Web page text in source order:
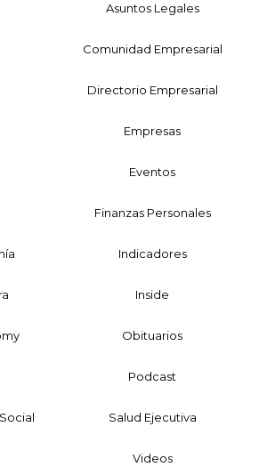
Asuntos Legales
Comunidad Empresarial
Directorio Empresarial
Empresas
Eventos
Finanzas Personales
Indicadores
Inside
Obituarios
Podcast
Salud Ejecutiva
Videos